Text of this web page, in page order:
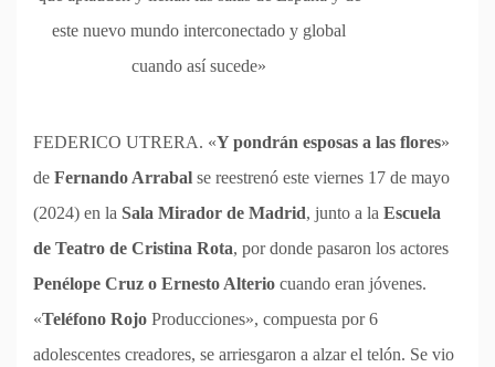
este nuevo mundo interconectado y global
cuando así sucede»
FEDERICO UTRERA. «Y pondrán esposas a las flores»
de Fernando Arrabal se reestrenó este viernes 17 de mayo
(2024) en la Sala Mirador de Madrid, junto a la Escuela
de Teatro de Cristina Rota, por donde pasaron los actores
Penélope Cruz o Ernesto Alterio cuando eran jóvenes.
«Teléfono Rojo Producciones», compuesta por 6
adolescentes creadores, se arriesgaron a alzar el telón. Se vio